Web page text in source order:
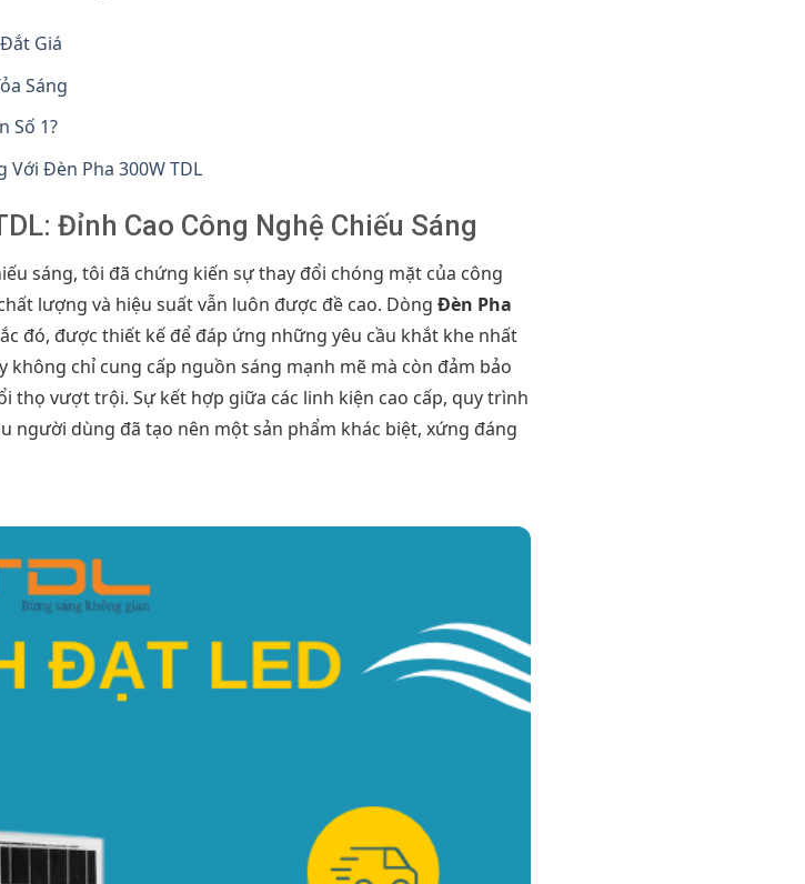
Giá
Sáng
Số 1?
Với Đèn Pha 300W TDL
Đỉnh Cao Công Nghệ Chiếu Sáng
sáng, tôi đã chứng kiến sự thay đổi chóng mặt của công
lượng và hiệu suất vẫn luôn được đề cao. Dòng Đèn Pha
đó, được thiết kế để đáp ứng những yêu cầu khắt khe nhất
không chỉ cung cấp nguồn sáng mạnh mẽ mà còn đảm bảo
thọ vượt trội. Sự kết hợp giữa các linh kiện cao cấp, quy trình
người dùng đã tạo nên một sản phẩm khác biệt, xứng đáng